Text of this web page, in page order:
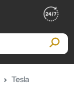
Tesla